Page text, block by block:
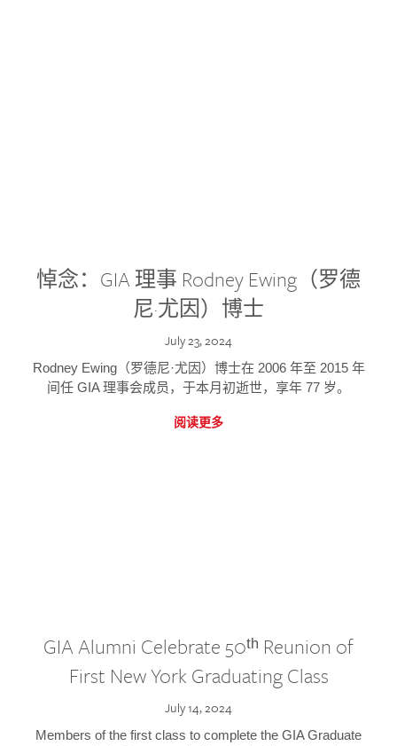
悼念：GIA 理事 Rodney Ewing（罗德
尼·尤因）博士
July 23, 2024
Rodney Ewing（罗德尼·尤因）博士在 2006 年至 2015 年
间任 GIA 理事会成员，于本月初逝世，享年 77 岁。
阅读更多
GIA Alumni Celebrate 50ᵗʰ Reunion of
First New York Graduating Class
July 14, 2024
Members of the first class to complete the GIA Graduate